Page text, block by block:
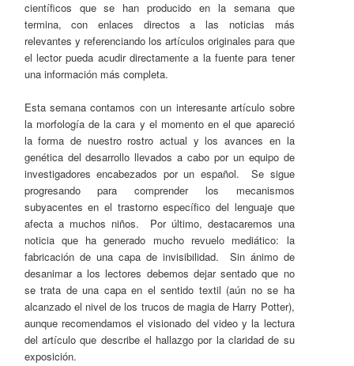
científicos que se han producido en la semana que
termina, con enlaces directos a las noticias más
relevantes y referenciando los artículos originales para que
el lector pueda acudir directamente a la fuente para tener
una información más completa.
Esta semana contamos con un interesante artículo sobre
la morfología de la cara y el momento en el que apareció
la forma de nuestro rostro actual y los avances en la
genética del desarrollo llevados a cabo por un equipo de
investigadores encabezados por un español. Se sigue
progresando para comprender los mecanismos
subyacentes en el trastorno específico del lenguaje que
afecta a muchos niños. Por último, destacaremos una
noticia que ha generado mucho revuelo mediático: la
fabricación de una capa de invisibilidad. Sin ánimo de
desanimar a los lectores debemos dejar sentado que no
se trata de una capa en el sentido textil (aún no se ha
alcanzado el nivel de los trucos de magia de Harry Potter),
aunque recomendamos el visionado del video y la lectura
del artículo que describe el hallazgo por la claridad de su
exposición.